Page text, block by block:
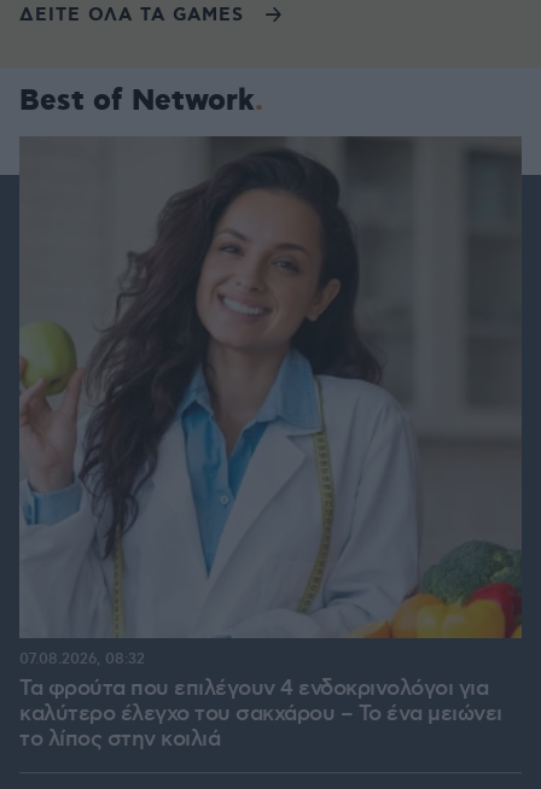
ΔΕΙΤΕ ΟΛΑ ΤΑ GAMES
Best of Network
Τα φρούτα που επιλέγουν 4 ενδοκρινολόγοι για
καλύτερο έλεγχο του σακχάρου – Το ένα μειώνει
το λίπος στην κοιλιά
07.08.2026, 08:32